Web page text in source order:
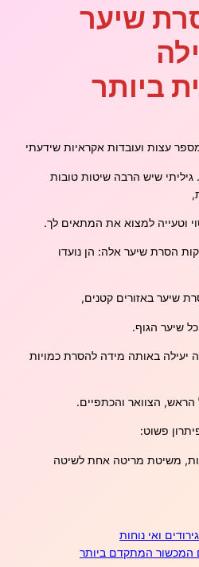
שיער
ביותר
עצות ועובדות אקראיות שידעתי
גיליתי שיש הרבה שיטות טובות
וטעייה למצוא את המתאים לך.
הסרת שיער אלה: הן נועדו
שיער באזורים קטנים,
שיער הגוף.
יעילה באותה מידה להסרת כמויות
הצוואר והכתפיים.
פשוט:
משיטת מריטה אחת לשיטה
ואי נוחות
המכשור המתקדם ביותר